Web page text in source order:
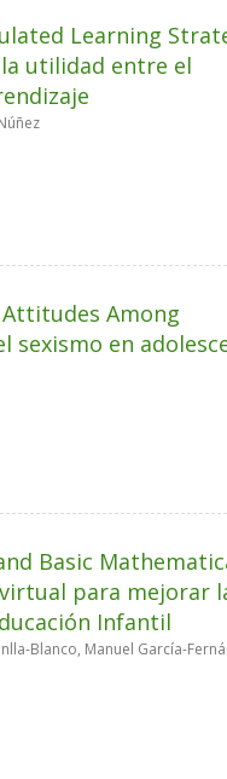
Learning
utilidad entre el
Attitudes Among
sexismo en
Basic
para mejorar
Infantil
Blanco, Manuel García-